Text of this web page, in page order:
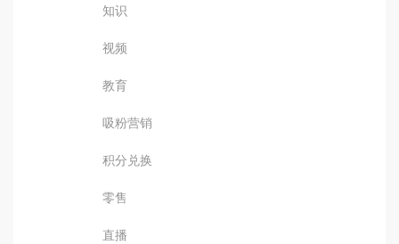
知识
视频
教育
吸粉营销
积分兑换
零售
直播